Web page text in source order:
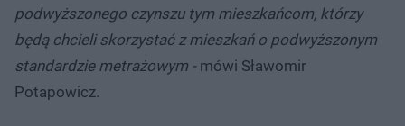
podwyższonego czynszu tym mieszkańcom, którzy
będą chcieli skorzystać z mieszkań o podwyższonym
standardzie metrażowym -mówi Sławomir
Potapowicz.